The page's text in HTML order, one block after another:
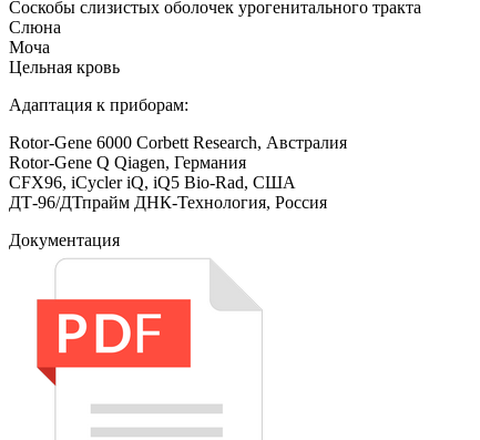
Соскобы слизистых оболочек урогенитального тракта
Слюна
Моча
Цельная кровь
Адаптация к приборам:
Rotor-Gene 6000 Corbett Research, Австралия
Rotor-Gene Q Qiagen, Германия
CFX96, iCycler iQ, iQ5 Bio-Rad, США
ДТ-96/ДТпрайм ДНК-Технология, Россия
Документация